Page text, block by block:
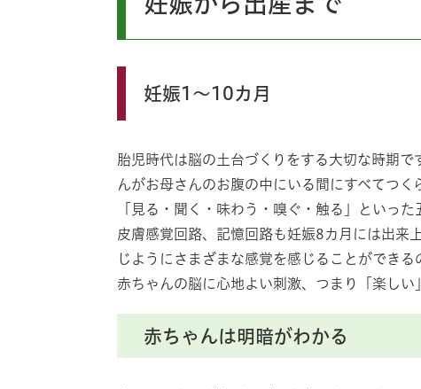
妊娠1～10カ月
胎児時代は脳の土台づくりをする大切な時期
んがお母さんのお腹の中にいる間にすべてつく
「見る・聞く・味わう・嗅ぐ・触る」といっ
皮膚感覚回路、記憶回路も妊娠8カ月には出来
じようにさまざまな感覚を感じることができる
赤ちゃんの脳に心地よい刺激、つまり「楽しい
赤ちゃんは明暗がわかる